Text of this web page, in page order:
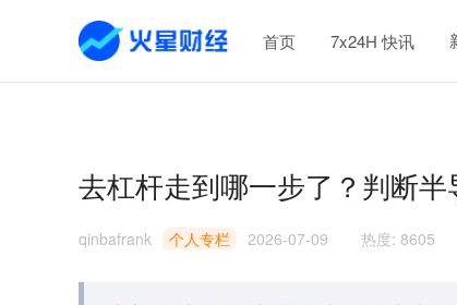
首页 7x24H 快讯
去杠杆走到哪一步了？判断
qinbafrank 个人专栏 2026-07-09 热度: 8605